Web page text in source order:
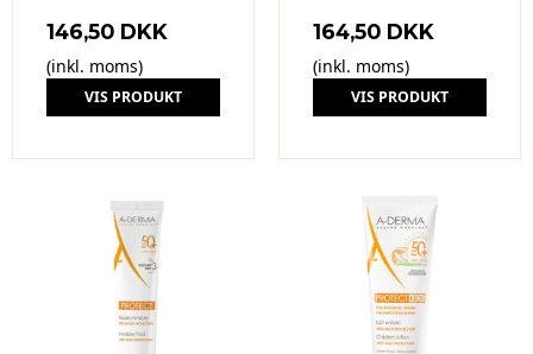
146,50 DKK
(inkl. moms)
VIS PRODUKT
164,50 DKK
(inkl. moms)
VIS PRODUKT